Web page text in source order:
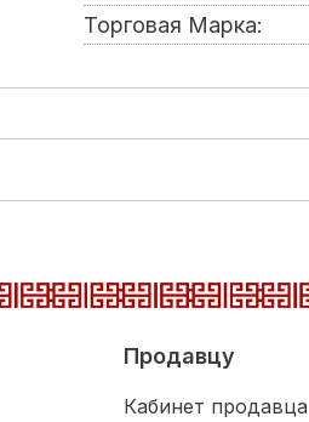
Торговая Марка:
Продавцу
Кабинет продавца